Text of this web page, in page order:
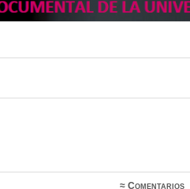
≈Comentarios